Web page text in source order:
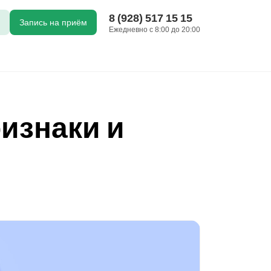
Запись на приём 8 (928) 517 15 15
Ежедневно с 8:00 до 20:00
и